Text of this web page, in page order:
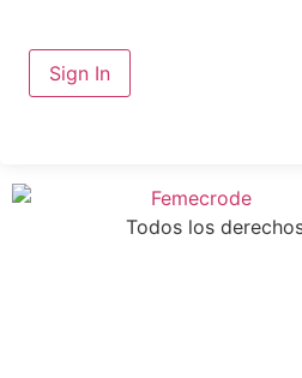
Sign In
Todos los